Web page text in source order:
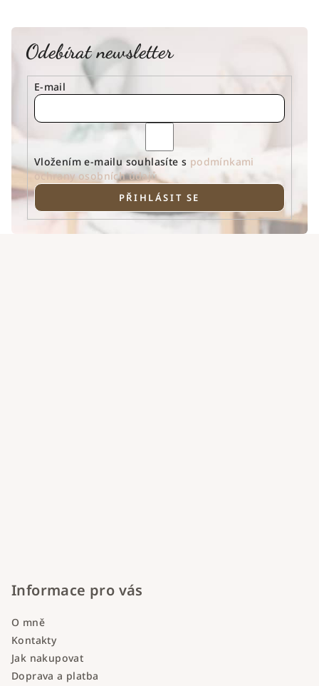
Odebírat newsletter
E-mail
Vložením e-mailu souhlasíte s podmínkami
ochrany osobních údajů
PŘIHLÁSIT SE
Informace pro vás
O mně
Kontakty
Jak nakupovat
Doprava a platba